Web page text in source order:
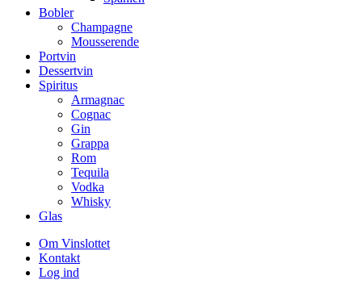
Bobler
Champagne
Mousserende
Portvin
Dessertvin
Spiritus
Armagnac
Cognac
Gin
Grappa
Rom
Tequila
Vodka
Whisky
Glas
Om Vinslottet
Kontakt
Log ind